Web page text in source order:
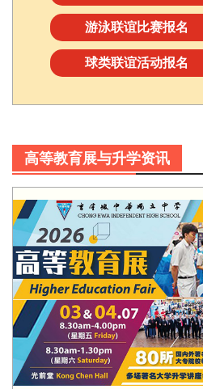
游泳联谊比赛报名
球类联谊活动报名
高等教育展与升学资讯